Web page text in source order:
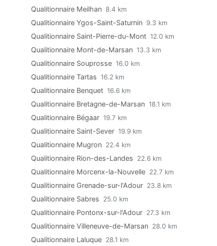
Qualitionnaire Meilhan 8.4 km
Qualitionnaire Ygos-Saint-Saturnin 9.3 km
Qualitionnaire Saint-Pierre-du-Mont 12.0 km
Qualitionnaire Mont-de-Marsan 13.3 km
Qualitionnaire Souprosse 16.0 km
Qualitionnaire Tartas 16.2 km
Qualitionnaire Benquet 16.6 km
Qualitionnaire Bretagne-de-Marsan 18.1 km
Qualitionnaire Bégaar 19.7 km
Qualitionnaire Saint-Sever 19.9 km
Qualitionnaire Mugron 22.4 km
Qualitionnaire Rion-des-Landes 22.6 km
Qualitionnaire Morcenx-la-Nouvelle 22.7 km
Qualitionnaire Grenade-sur-l'Adour 23.8 km
Qualitionnaire Sabres 25.0 km
Qualitionnaire Pontonx-sur-l'Adour 27.3 km
Qualitionnaire Villeneuve-de-Marsan 28.0 km
Qualitionnaire Laluque 28.1 km